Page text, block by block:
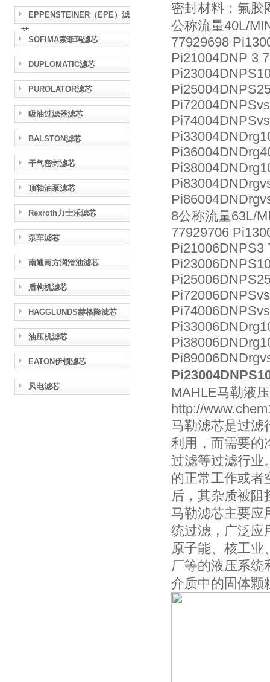
EPPENSTEINER（EPE）滤
芯
SOFIMA索菲玛滤芯
DUPLOMATIC滤芯
PUROLATOR滤芯
吸油过滤器滤芯
BALSTON滤芯
干气密封滤芯
顶轴油泵滤芯
Rexroth力士乐滤芯
泵车滤芯
南通南方润滑油滤芯
盾构机滤芯
HAGGLUNDS赫格隆滤芯
油压机滤芯
EATON伊顿滤芯
风电滤芯
密封材料：氟胶
公称流量40L/
77929698
Pi21004DNP 3
8公称流量63L/
77929706
Pi21006DNPS3
MAHLE马勒液
http://
马勒滤芯是过滤
利用，而需要的
过滤等过滤行业
的正常工作或者
后，其杂质被阻
马勒滤芯主要应
统过滤，广泛应
原子能、核工业
厂等的液压系统
介质中的固体颗